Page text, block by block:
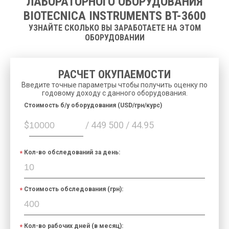
шприца:
Датчик сгустка: На каждую иглу
Для образца и
реагента
Контроль качества:
6 уровней:3 известных
уровня 3 неизвестных
Архив данных:
пациентов
Размеры:
Вес:
60 кг.
Оперативная
система:
1 ГБ
BIOTECNICA INSTRUMENTS BT-3600
УЗНАЙТЕ СКОЛЬКО ВЫ ЗАРАБОТАЕТЕ НА ЭТОМ
ОБОРУДОВАНИИ
РАСЧЕТ ОКУПАЕМОСТИ
Введите точные параметры чтобы получить оценку по
годовому доходу с данного оборудования.
$ / 449 500 / 44.95
Cтоимость б/у оборудования (USD/грн/курс)
Кол-во обследований за день:
Стоимость обследования (грн):
Кол-во рабочих дней (в месяц):